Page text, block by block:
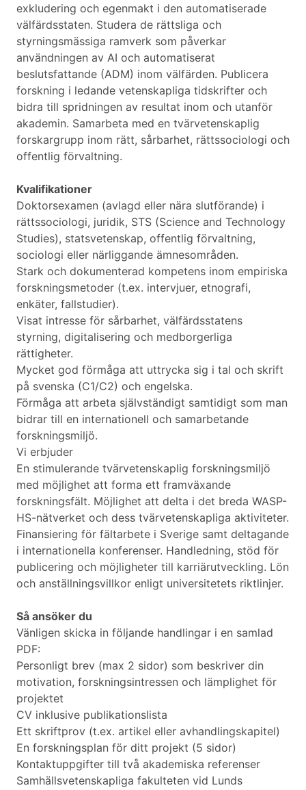
exkludering och egenmakt i den automatiserade
välfärdsstaten. Studera de rättsliga och
styrningsmässiga ramverk som påverkar
användningen av AI och automatiserat
beslutsfattande (ADM) inom välfärden. Publicera
forskning i ledande vetenskapliga tidskrifter och
bidra till spridningen av resultat inom och utanför
akademin. Samarbeta med en tvärvetenskaplig
forskargrupp inom rätt, sårbarhet, rättssociologi och
offentlig förvaltning.
Kvalifikationer
Doktorsexamen (avlagd eller nära slutförande) i
rättssociologi, juridik, STS (Science and Technology
Studies), statsvetenskap, offentlig förvaltning,
sociologi eller närliggande ämnesområden.
Stark och dokumenterad kompetens inom empiriska
forskningsmetoder (t.ex. intervjuer, etnografi,
enkäter, fallstudier).
Visat intresse för sårbarhet, välfärdsstatens
styrning, digitalisering och medborgerliga
rättigheter.
Mycket god förmåga att uttrycka sig i tal och skrift
på svenska (C1/C2) och engelska.
Förmåga att arbeta självständigt samtidigt som man
bidrar till en internationell och samarbetande
forskningsmiljö.
Vi erbjuder
En stimulerande tvärvetenskaplig forskningsmiljö
med möjlighet att forma ett framväxande
forskningsfält. Möjlighet att delta i det breda WASP-
HS-nätverket och dess tvärvetenskapliga aktiviteter.
Finansiering för fältarbete i Sverige samt deltagande
i internationella konferenser. Handledning, stöd för
publicering och möjligheter till karriärutveckling. Lön
och anställningsvillkor enligt universitetets riktlinjer.
Så ansöker du
Vänligen skicka in följande handlingar i en samlad
PDF:
Personligt brev (max 2 sidor) som beskriver din
motivation, forskningsintressen och lämplighet för
projektet
CV inklusive publikationslista
Ett skriftprov (t.ex. artikel eller avhandlingskapitel)
En forskningsplan för ditt projekt (5 sidor)
Kontaktuppgifter till två akademiska referenser
Samhällsvetenskapliga fakulteten vid Lunds